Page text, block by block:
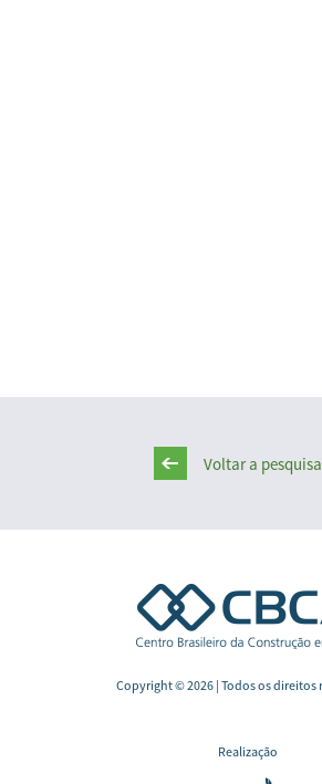
Voltar a pesquisa
Copyright © 2026 | Todos os direitos
Realização